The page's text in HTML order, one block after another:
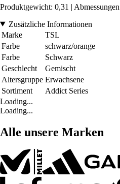
Produktgewicht: 0,31 |
Zusätzliche Informationen
Marke
TSL
Farbe
schwarz/orange
Farbe
Schwarz
Geschlecht
Gemischt
Altersgruppe Erwachsene
Sortiment
Addict Series
Loading...
Loading...
Alle unsere Marken